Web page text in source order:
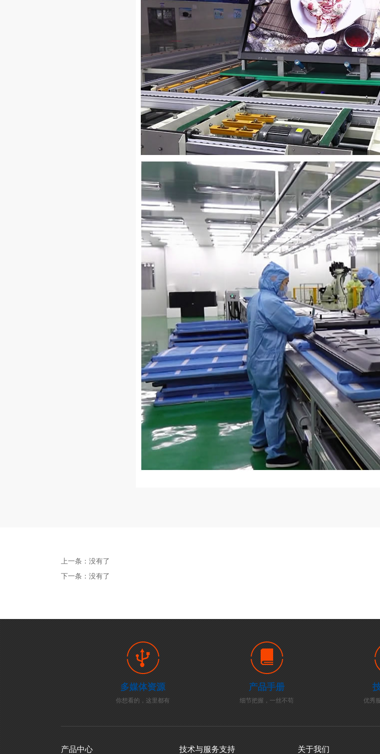
上一条： 没有了
下一条： 没有了
多媒体资源
你想看的，这里都有
产品手册
细节把握，一丝不苟 优秀
产品中心 技术与服务支持 关于我们